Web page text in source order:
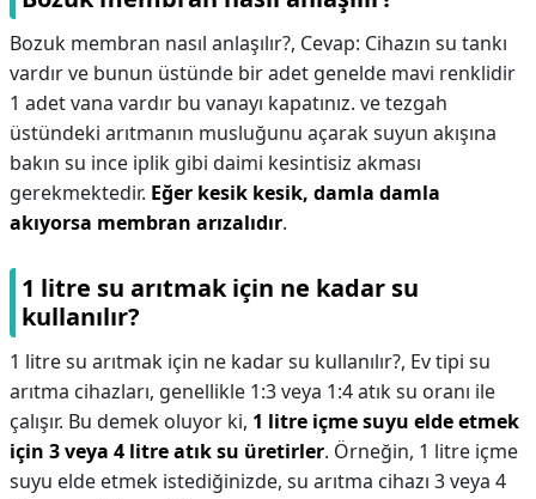
Bozuk membran nasıl anlaşılır?, Cevap: Cihazın su tankı
vardır ve bunun üstünde bir adet genelde mavi renklidir
1 adet vana vardır bu vanayı kapatınız. ve tezgah
üstündeki arıtmanın musluğunu açarak suyun akışına
bakın su ince iplik gibi daimi kesintisiz akması
gerekmektedir. Eğer kesik kesik, damla damla
akıyorsa membran arızalıdır.
1 litre su arıtmak için ne kadar su
kullanılır?
1 litre su arıtmak için ne kadar su kullanılır?, Ev tipi su
arıtma cihazları, genellikle 1:3 veya 1:4 atık su oranı ile
çalışır. Bu demek oluyor ki, 1 litre içme suyu elde etmek
için 3 veya 4 litre atık su üretirler. Örneğin, 1 litre içme
suyu elde etmek istediğinizde, su arıtma cihazı 3 veya 4